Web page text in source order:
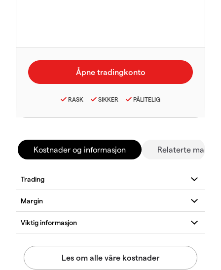
RASK SIKKER PÅLITELIG
Kostnader og informasjon Relaterte